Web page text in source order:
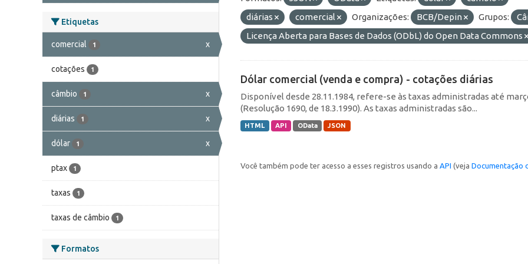
Etiquetas
comercial 1 x
cotações 1
câmbio 1 x
diárias 1 x
dólar 1 x
ptax 1
taxas 1
taxas de câmbio 1
Formatos
diárias
comercial Organizações: BCB/Depin Grupos:
Licença Aberta para Bases de Dados (ODbL) do Open Data Commons
Dólar comercial (venda e compra) - cotações diárias
Disponível desde 28.11.1984, refere-se às taxas administradas até
(Resolução 1690, de 18.3.1990). As taxas administradas são...
HTML API OData JSON
Você também pode ter acesso a esses registros usando a API (veja Documentação